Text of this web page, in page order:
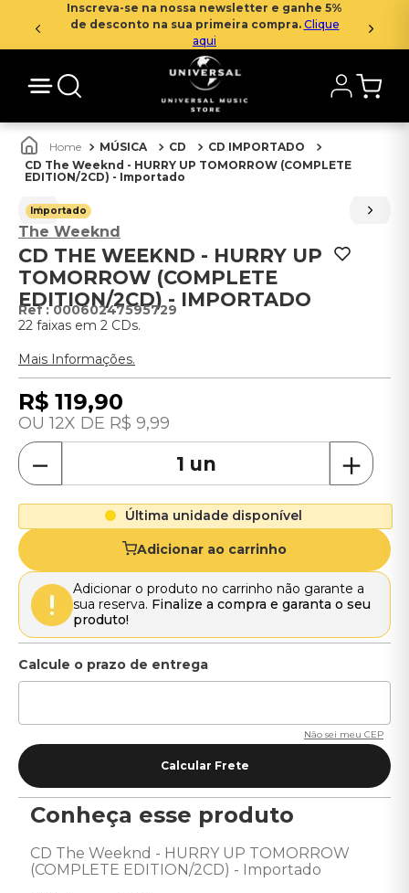
Inscreva-se na nossa newsletter e ganhe 5%
de desconto na sua primeira compra. Clique
aqui
MÚSICA CD
CD IMPORTADO
CD The Weeknd - HURRY UP TOMORROW (COMPLETE
EDITION/2CD) - Importado
Importado
The Weeknd
CD THE WEEKND - HURRY UP
TOMORROW (COMPLETE
EDITION/2CD) - IMPORTADO
:00060247595729
22 faixas em 2 CDs.
Mais Informações.
R$ 119,90
12 R$ 9,99
＋
－
Última unidade disponível
Adicionar ao carrinho
Adicionar o produto no carrinho não garante a
sua reserva. Finalize a compra e garanta o seu
produto!
Não sei meu CEP
Conheça esse produto
CD The Weeknd - HURRY UP TOMORROW
(COMPLETE EDITION/2CD) - Importado